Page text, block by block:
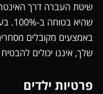
שיטת העברה דרך
באמצעים מקובלים
שלך, איננו יכולים
פרטיות ילדים